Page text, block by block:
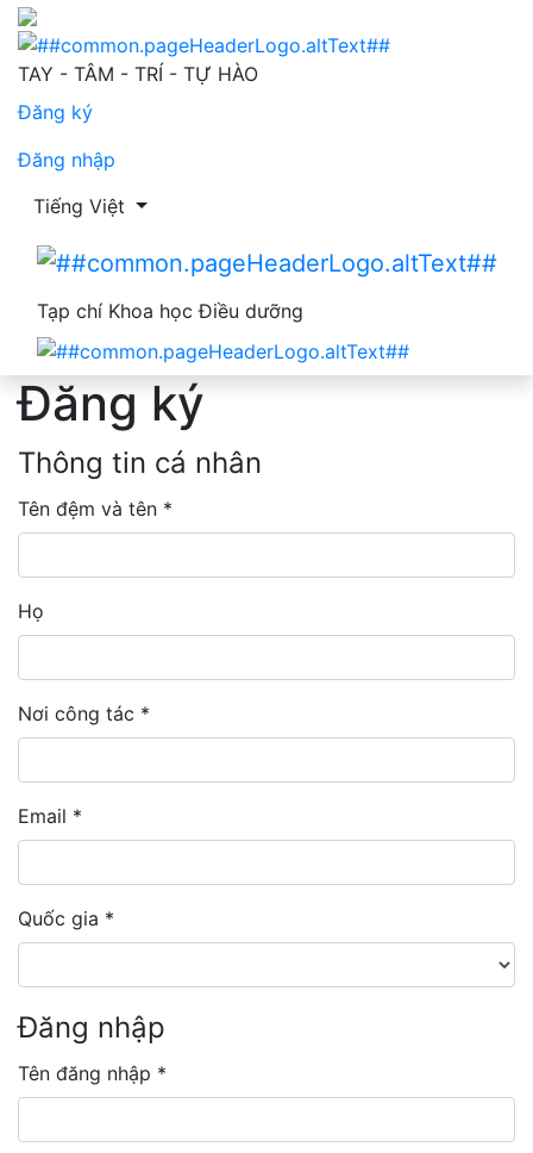
Đăng ký
TAY - TÂM - TRÍ - TỰ HÀO
Đăng ký
Đăng nhập
Thay đổi ngôn ngữ. Ngôn ngữ hiện tại là:
Tiếng Việt
Tạp chí Khoa học Điều dưỡng
Đăng ký
Thông tin cá nhân
Tên đệm và tên *
Bắt buộc
Họ
Nơi công tác *
Bắt buộc
Email *
Bắt buộc
Quốc gia *
Bắt buộc
Đăng nhập
Tên đăng nhập *
Bắt buộc